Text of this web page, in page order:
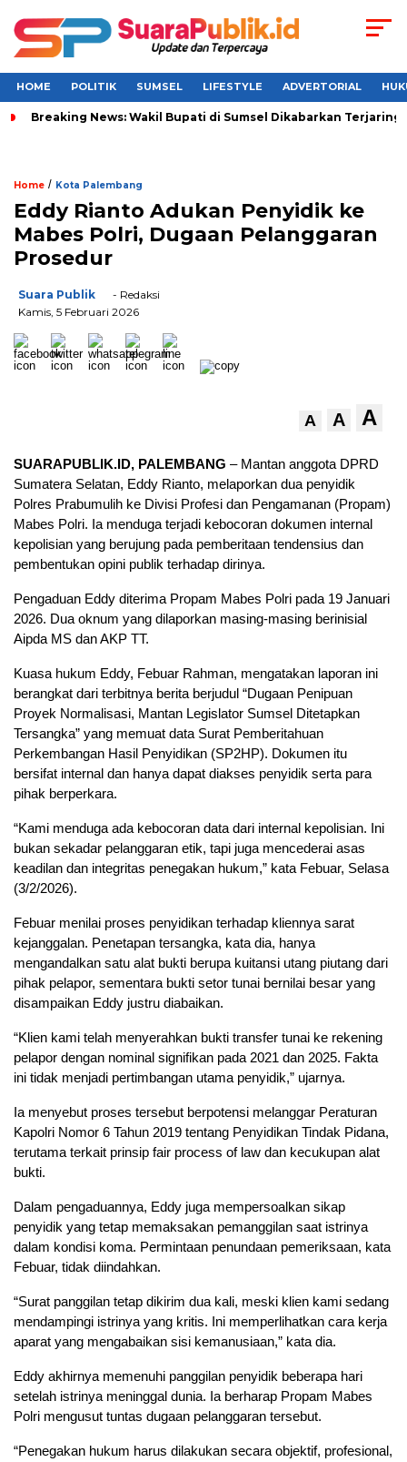
HOME POLITIK SUMSEL LIFESTYLE ADVERTORIAL
Breaking News: Wakil Bupati di Sumsel Dikabarkan Terjaring
Home / Kota Palembang
Eddy Rianto Adukan Penyidik ke
Mabes Polri, Dugaan Pelanggaran
Prosedur
Suara Publik
- Redaksi
Kamis, 5 Februari 2026
A A A
SUARAPUBLIK.ID, PALEMBANG – Mantan anggota DPRD
Sumatera Selatan, Eddy Rianto, melaporkan dua penyidik
Polres Prabumulih ke Divisi Profesi dan Pengamanan (Propam)
Mabes Polri. Ia menduga terjadi kebocoran dokumen internal
kepolisian yang berujung pada pemberitaan tendensius dan
pembentukan opini publik terhadap dirinya.
Pengaduan Eddy diterima Propam Mabes Polri pada 19 Januari
2026. Dua oknum yang dilaporkan masing-masing berinisial
Aipda MS dan AKP TT.
Kuasa hukum Eddy, Febuar Rahman, mengatakan laporan ini
berangkat dari terbitnya berita berjudul “Dugaan Penipuan
Proyek Normalisasi, Mantan Legislator Sumsel Ditetapkan
Tersangka” yang memuat data Surat Pemberitahuan
Perkembangan Hasil Penyidikan (SP2HP). Dokumen itu
bersifat internal dan hanya dapat diakses penyidik serta para
pihak berperkara.
“Kami menduga ada kebocoran data dari internal kepolisian. Ini
bukan sekadar pelanggaran etik, tapi juga mencederai asas
keadilan dan integritas penegakan hukum,” kata Febuar, Selasa
(3/2/2026).
Febuar menilai proses penyidikan terhadap kliennya sarat
kejanggalan. Penetapan tersangka, kata dia, hanya
mengandalkan satu alat bukti berupa kuitansi utang piutang dari
pihak pelapor, sementara bukti setor tunai bernilai besar yang
disampaikan Eddy justru diabaikan.
“Klien kami telah menyerahkan bukti transfer tunai ke rekening
pelapor dengan nominal signifikan pada 2021 dan 2025. Fakta
ini tidak menjadi pertimbangan utama penyidik,” ujarnya.
Ia menyebut proses tersebut berpotensi melanggar Peraturan
Kapolri Nomor 6 Tahun 2019 tentang Penyidikan Tindak Pidana,
terutama terkait prinsip fair process of law dan kecukupan alat
bukti.
Dalam pengaduannya, Eddy juga mempersoalkan sikap
penyidik yang tetap memaksakan pemanggilan saat istrinya
dalam kondisi koma. Permintaan penundaan pemeriksaan, kata
Febuar, tidak diindahkan.
“Surat panggilan tetap dikirim dua kali, meski klien kami sedang
mendampingi istrinya yang kritis. Ini memperlihatkan cara kerja
aparat yang mengabaikan sisi kemanusiaan,” kata dia.
Eddy akhirnya memenuhi panggilan penyidik beberapa hari
setelah istrinya meninggal dunia. Ia berharap Propam Mabes
Polri mengusut tuntas dugaan pelanggaran tersebut.
“Penegakan hukum harus dilakukan secara objektif, profesional,